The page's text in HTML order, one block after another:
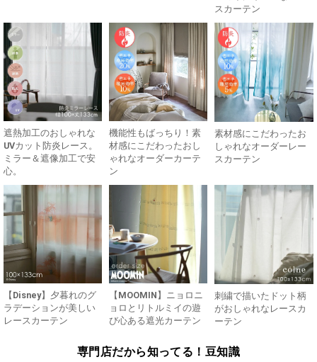
スカーテン
遮熱加工のおしゃれな
UVカット防炎レース。
ミラー＆遮像加工で安
心。
機能性もばっちり！素
材感にこだわったおし
ゃれなオーダーカーテ
ン
素材感にこだわったお
しゃれなオーダーレー
スカーテン
【Disney】夕暮れのグ
ラデーションが美しい
レースカーテン
【MOOMIN】ニョロニ
ョロとリトルミイの遊
び心ある遮光カーテン
刺繍で描いたドット柄
がおしゃれなレースカ
ーテン
専門店だから知ってる！豆知識